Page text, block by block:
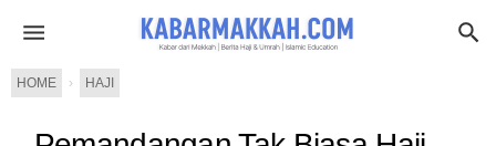
HOME › HAJI